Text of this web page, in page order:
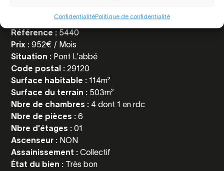
ConfidentialitéPolitique de confidentialité
Référence : 5440
Prix :952€ / Mois
Situation : Pont L'abbé
Code postal :29120
Surface habitable : 114m²
Surface du terrain : 503m²
Nbre de chambres : 4 dont 1 en rdc
Nbre de pièces :6
Nbre d'étages :01
Ascenseur : NON
Assainissement :Collectif
État du bien : Très bon